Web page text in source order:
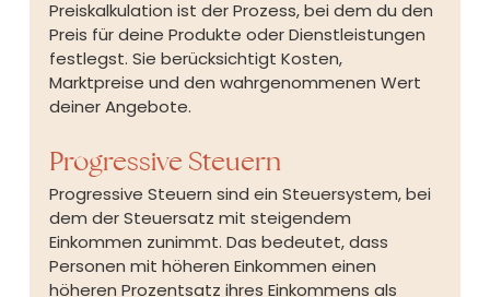
Preiskalkulation ist der Prozess, bei dem du den
Preis für deine Produkte oder Dienstleistungen
festlegst. Sie berücksichtigt Kosten,
Marktpreise und den wahrgenommenen Wert
deiner Angebote.
Progressive Steuern
Progressive Steuern sind ein Steuersystem, bei
dem der Steuersatz mit steigendem
Einkommen zunimmt. Das bedeutet, dass
Personen mit höheren Einkommen einen
höheren Prozentsatz ihres Einkommens als